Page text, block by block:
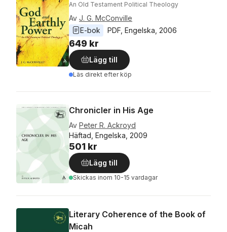
An Old Testament Political Theology
Av J. G. McConville
E-bok
PDF Engelska 2006
649 kr
Lägg till
Läs direkt efter köp
Chronicler in His Age
Av Peter R. Ackroyd
Häftad, Engelska, 2009
501 kr
Lägg till
Skickas inom 10-15 vardagar
Literary Coherence of the Book of
Micah